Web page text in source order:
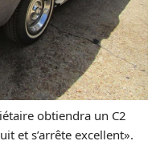
obtiendra un C2
et s’arrête excellent».